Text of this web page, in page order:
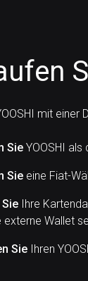
mit einer
SieYOOSHI als
Sieeine Fiat-
SieIhre
externe Wallet
SieIhren